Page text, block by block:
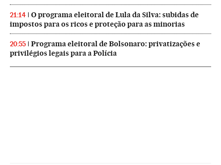
21:14
O programa eleitoral de Lula da Silva: subidas de
impostos para os ricos e proteção para as minorias
20:55
Programa eleitoral de Bolsonaro: privatizações e
privilégios legais para a Polícia